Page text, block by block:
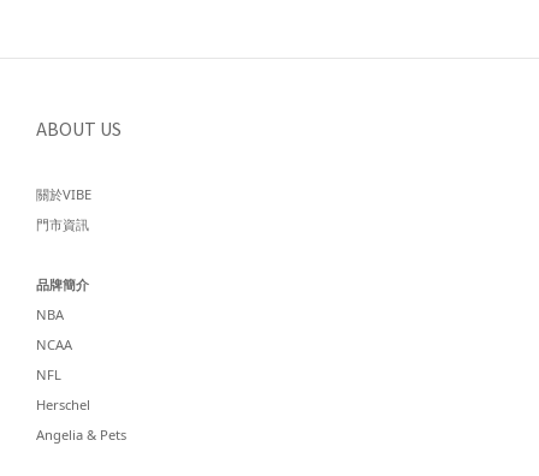
ABOUT US
關於VIBE
門市資訊
品牌簡介
NBA
NCAA
NFL
Herschel
Angelia & Pets